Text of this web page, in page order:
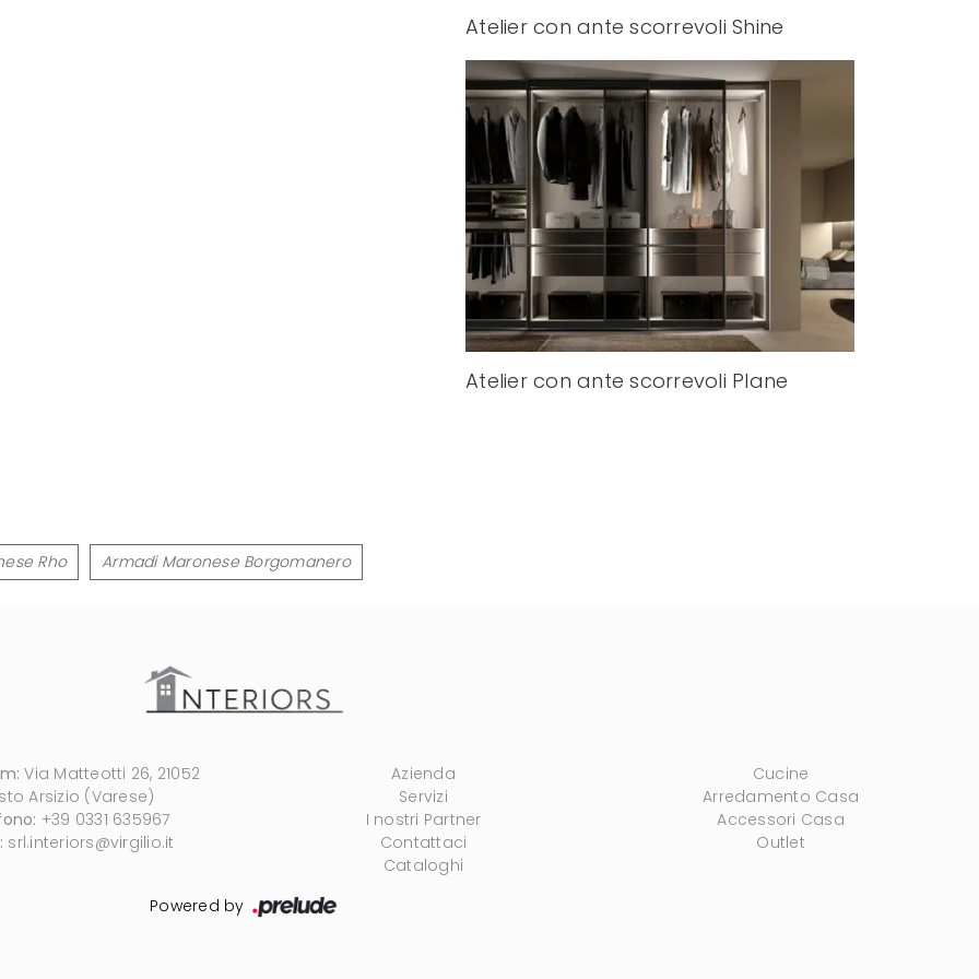
Atelier con ante scorrevoli Shine
Atelier con ante scorrevoli Plane
Rho Armadi Maronese Borgomanero
Via Matteotti 26, 21052
Arsizio (Varese)
+39 0331 635967
srl.interiors@virgilio.it
Azienda
Servizi
I nostri Partner
Contattaci
Cataloghi
Cucine
Arredamento Casa
Accessori Casa
Outlet
Powered by